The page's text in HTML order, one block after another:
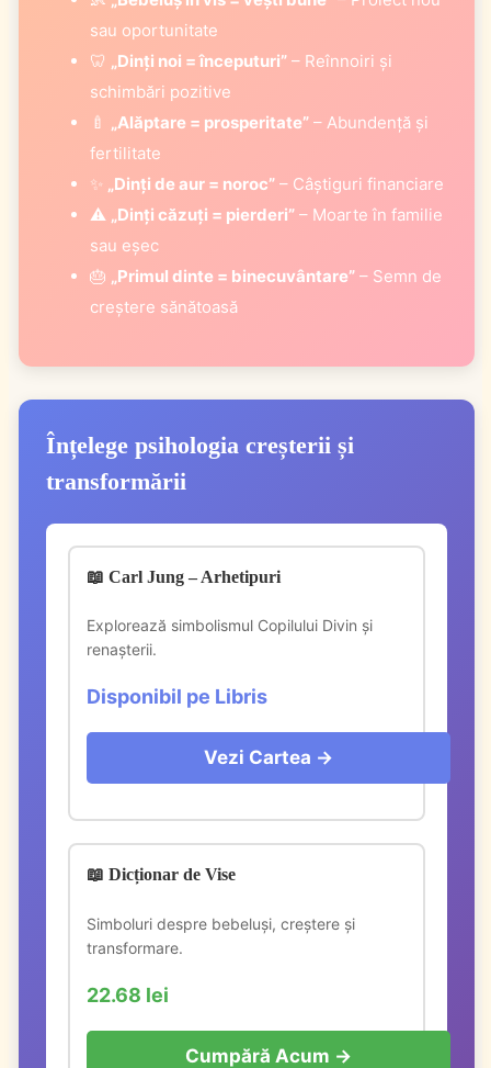
sau oportunitate
🦷 „Dinți noi = începuturi” – Reînnoiri și
schimbări pozitive
🍼 „Alăptare = prosperitate” – Abundență și
fertilitate
✨ „Dinți de aur = noroc” – Câștiguri financiare
⚠️ „Dinți căzuți = pierderi” – Moarte în familie
sau eșec
🎂 „Primul dinte = binecuvântare” – Semn de
creștere sănătoasă
Înțelege psihologia creșterii și
transformării
📖 Carl Jung – Arhetipuri
Explorează simbolismul Copilului Divin și
renașterii.
Disponibil pe Libris
Vezi Cartea →
📖 Dicționar de Vise
Simboluri despre bebeluși, creștere și
transformare.
22.68 lei
Cumpără Acum →